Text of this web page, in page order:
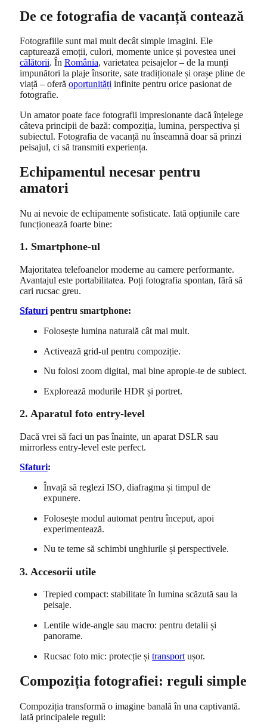
De ce fotografia de vacanță contează
Fotografiile sunt mai mult decât simple imagini. Ele
capturează emoții, culori, momente unice și povestea unei
călătorii. În România, varietatea peisajelor – de la munți
impunători la plaje însorite, sate tradiționale și orașe pline de
viață – oferă oportunități infinite pentru orice pasionat de
fotografie.
Un amator poate face fotografii impresionante dacă înțelege
câteva principii de bază: compoziția, lumina, perspectiva și
subiectul. Fotografia de vacanță nu înseamnă doar să prinzi
peisajul, ci să transmiti experiența.
Echipamentul necesar pentru
amatori
Nu ai nevoie de echipamente sofisticate. Iată opțiunile care
funcționează foarte bine:
1. Smartphone-ul
Majoritatea telefoanelor moderne au camere performante.
Avantajul este portabilitatea. Poți fotografia spontan, fără să
cari rucsac greu.
Sfaturi pentru smartphone:
Folosește lumina naturală cât mai mult.
Activează grid-ul pentru compoziție.
Nu folosi zoom digital, mai bine apropie-te de subiect.
Explorează modurile HDR și portret.
2. Aparatul foto entry-level
Dacă vrei să faci un pas înainte, un aparat DSLR sau
mirrorless entry-level este perfect.
Sfaturi:
Învață să reglezi ISO, diafragma și timpul de
expunere.
Folosește modul automat pentru început, apoi
experimentează.
Nu te teme să schimbi unghiurile și perspectivele.
3. Accesorii utile
Trepied compact: stabilitate în lumina scăzută sau la
peisaje.
Lentile wide-angle sau macro: pentru detalii și
panorame.
Rucsac foto mic: protecție și transport ușor.
Compoziția fotografiei: reguli simple
Compoziția transformă o imagine banală în una captivantă.
Iată principalele reguli: